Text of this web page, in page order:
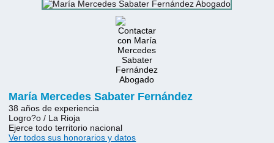
María Mercedes Sabater Fernández
38 años de experiencia
Logro?o / La Rioja
Ejerce todo territorio nacional
Ver todos sus honorarios y datos